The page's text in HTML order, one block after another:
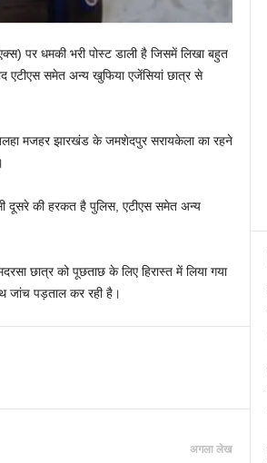
पर धमकी भरी पोस्ट डाली है जिसमें लिखा बहुत
एटीएस समेत अन्य खुफिया एजेंसियां छात्र से
तलहा मजहर झारखंड के जमशेदपुर सरायकेला का रहने
दूसरे की हरकत है पुलिस, एटीएस समेत अन्य
छात्र को पूछताछ के लिए हिरास्त में लिया गया
जांच पड़ताल कर रही है।
अगला लेख